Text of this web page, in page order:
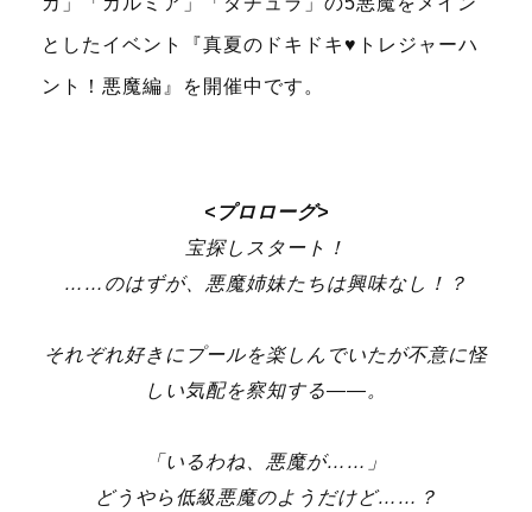
としたイベント『真夏のドキドキ♥トレジャーハ
ント！悪魔編 』を開催中です。
<プロローグ>
宝探しスタート！
……のはずが、悪魔姉妹たちは興味なし！？
それぞれ好きにプールを楽しんでいたが不意に怪
しい気配を察知する――。
「いるわね、悪魔が……」
どうやら低級悪魔のようだけど……？